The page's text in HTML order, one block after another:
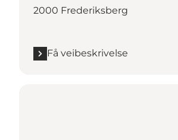
2000 Frederiksberg
Få veibeskrivelse